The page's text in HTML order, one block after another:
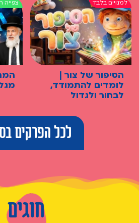
הסיפור של צור |
לומדים להתמודד,
לבחור ולגדול
לכל הפרקים
חוגים